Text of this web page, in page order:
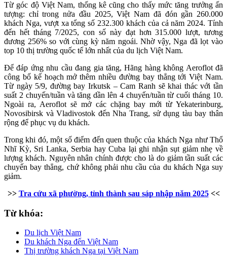
Từ góc độ Việt Nam, thống kê cũng cho thấy mức tăng trưởng ấn
tượng: chỉ trong nửa đầu 2025, Việt Nam đã đón gần 260.000
khách Nga, vượt xa tổng số 232.300 khách của cả năm 2024. Tính
đến hết tháng 7/2025, con số này đạt hơn 315.000 lượt, tương
đương 256% so với cùng kỳ năm ngoái. Nhờ vậy, Nga đã lọt vào
top 10 thị trường quốc tế lớn nhất của du lịch Việt Nam.
Để đáp ứng nhu cầu đang gia tăng, Hãng hàng không Aeroflot đã
công bố kế hoạch mở thêm nhiều đường bay thẳng tới Việt Nam.
Từ ngày 5/9, đường bay Irkutsk – Cam Ranh sẽ khai thác với tần
suất 2 chuyến/tuần và tăng dần lên 4 chuyến/tuần từ cuối tháng 10.
Ngoài ra, Aeroflot sẽ mở các chặng bay mới từ Yekaterinburg,
Novosibirsk và Vladivostok đến Nha Trang, sử dụng tàu bay thân
rộng để phục vụ du khách.
Trong khi đó, một số điểm đến quen thuộc của khách Nga như Thổ
Nhĩ Kỳ, Sri Lanka, Serbia hay Cuba lại ghi nhận sụt giảm nhẹ về
lượng khách. Nguyên nhân chính được cho là do giảm tần suất các
chuyến bay thẳng, chứ không phải nhu cầu của du khách Nga suy
giảm.
>> Tra cứu xã phường, tỉnh thành sau sáp nhập năm 2025<<
Từ khóa:
Du lịch Việt Nam
Du khách Nga đến Việt Nam
Thị trường khách Nga tại Việt Nam